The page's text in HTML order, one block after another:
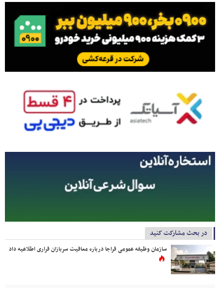
در بحث مشارکت کنید
سازمان وظیفه عمومی فراجا درباره معافیت سربازان فراری اطلاعیه داد